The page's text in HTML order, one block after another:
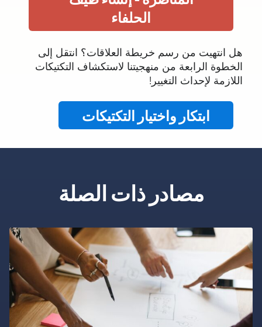
الحلفاء
هل انتهيت من رسم خريطة العلاقات؟ انتقل إلى
الخطوة الرابعة من منهجيتنا لاستكشاف التكتيكات
اللازمة لإحداث التغيير!
ابتكار واختيار التكتيكات
مصادر ذات الصلة